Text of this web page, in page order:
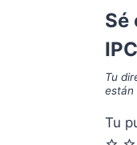
Sé
Tu
están
Tu